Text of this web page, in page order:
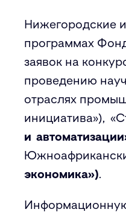
Нижегородские
программах
заявок на
проведению
отраслях
инициатива»),
и
экономика»).